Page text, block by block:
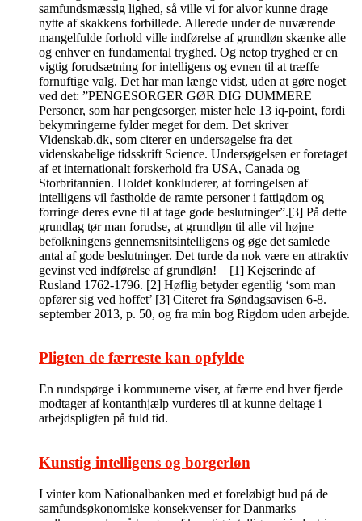
samfundsmæssig lighed, så ville vi for alvor kunne drage
nytte af skakkens forbillede. Allerede under de nuværende
mangelfulde forhold ville indførelse af grundløn skænke alle
og enhver en fundamental tryghed. Og netop tryghed er en
vigtig forudsætning for intelligens og evnen til at træffe
fornuftige valg. Det har man længe vidst, uden at gøre noget
ved det: ”PENGESORGER GØR DIG DUMMERE
Personer, som har pengesorger, mister hele 13 iq-point, fordi
bekymringerne fylder meget for dem. Det skriver
Videnskab.dk, som citerer en undersøgelse fra det
videnskabelige tidsskrift Science. Undersøgelsen er foretaget
af et internationalt forskerhold fra USA, Canada og
Storbritannien. Holdet konkluderer, at forringelsen af
intelligens vil fastholde de ramte personer i fattigdom og
forringe deres evne til at tage gode beslutninger”.[3] På dette
grundlag tør man forudse, at grundløn til alle vil højne
befolkningens gennemsnitsintelligens og øge det samlede
antal af gode beslutninger. Det turde da nok være en attraktiv
gevinst ved indførelse af grundløn! [1] Kejserinde af
Rusland 1762-1796. [2] Høflig betyder egentlig ‘som man
opfører sig ved hoffet’ [3] Citeret fra Søndagsavisen 6-8.
september 2013, p. 50, og fra min bog Rigdom uden arbejde.
Pligten de færreste kan opfylde
En rundspørge i kommunerne viser, at færre end hver fjerde
modtager af kontanthjælp vurderes til at kunne deltage i
arbejdspligten på fuld tid.
Kunstig intelligens og borgerløn
I vinter kom Nationalbanken med et foreløbigt bud på de
samfundsøkonomiske konsekvenser for Danmarks